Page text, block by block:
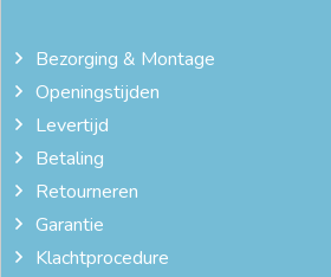
Bezorging & Montage
Openingstijden
Levertijd
Betaling
Retourneren
Garantie
Klachtprocedure